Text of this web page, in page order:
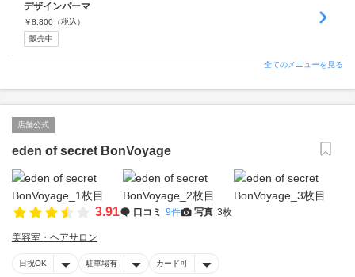
デザインパーマ
￥8,800 （税込）
販売中
全てのメニューを見る
店舗公式
eden of secret BonVoyage
3.91 口コミ 9件 写真 3枚
美容室・ヘアサロン
日祝OK 駐車場有 カード可